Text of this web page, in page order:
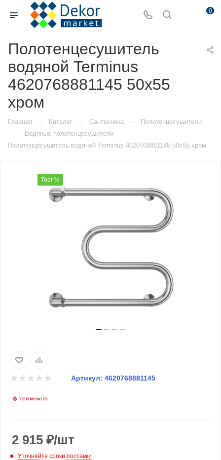
0
Полотенцесушитель
водяной Terminus
4620768881145 50х55
хром
Главная — Каталог — Сантехника — Полотенцесушители
— Водяные полотенцесушители —
Полотенцесушитель водяной Terminus 4620768881145 50х55 хром
Торг %
Артикул: 4620768881145
2 915 ₽/шт
Уточняйте сроки поставки